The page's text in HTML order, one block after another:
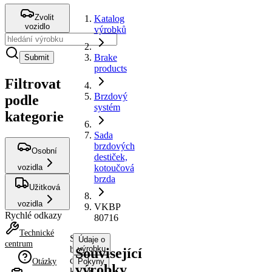
Zvolit
vozidlo
Submit
Filtrovat
podle
kategorie
Osobní
vozidla
Užitková
vozidla
Rychlé odkazy
Technické
centrum
Otázky
Katalog
výrobků
Brake
products
Brzdový
systém
Sada
brzdových
destiček,
kotoučová
brzda
VKBP
80716
Sada
brzdových
destiček,
Údaje o
výrobku
Pokyny
Související